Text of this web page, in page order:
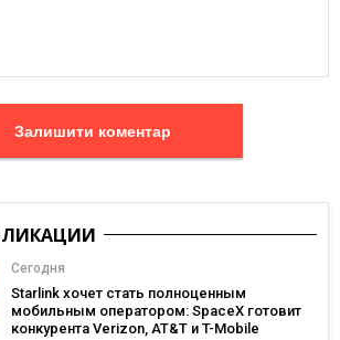
Залишити коментар
Сегодня
Starlink хочет стать полноценным
мобильным оператором: SpaceX готовит
конкурента Verizon, AT&T и T-Mobile